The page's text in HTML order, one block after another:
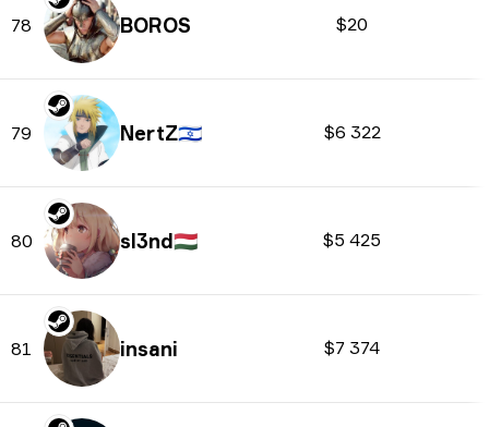
78 BOROS $20
79 NertZ🇮🇱 $6 322
80 sl3nd🇭🇺 $5 425
81 insani $7 374